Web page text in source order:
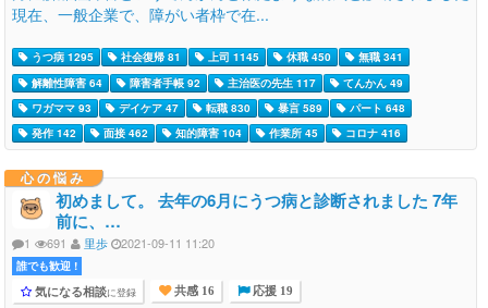
現在、一般企業で、障がい者枠で在...
うつ病 1295 社会復帰 81 上司 1145 休職 450
無職 341
解離性障害 64
障害者手帳 92 主治医の先生 117
てんかん 49
ワガママ 93
デイケア 47 転職 830 暴言 589
パート 648
発作 142
面接 462 知的障害 104 作業所 45 コロナ 416
心の悩み
初めまして。 去年の6月にうつ病と診断されました 7年
前に、…
1 691 里歩 2021-09-11 11:20
誰でも歓迎 !
気になる相談に登録 共感 16 応援 19